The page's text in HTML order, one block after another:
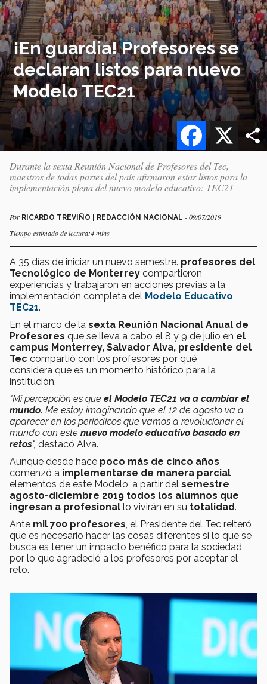
¡En guardia! Profesores se
declaran listos para nuevo
Modelo TEC21
X
Facebook
Durante la sexta Reunión Nacional de Profesores del Tec,
maestros de todas partes del país afirmaron estar listos para la
implementación plena del nuevo modelo educativo: TEC21
Por RICARDO TREVIÑO | REDACCIÓN NACIONAL - 09/07/2019
Tiempo estimado de lectura:4 mins
A 35 días de iniciar un nuevo semestre. profesores del
Tecnológico de Monterrey compartieron
experiencias y trabajaron en acciones previas a la
implementación completa del Modelo Educativo
TEC21.
En el marco de la sexta Reunión Nacional Anual de
Profesores que se lleva a cabo el 8 y 9 de julio en el
campus Monterrey, Salvador Alva, presidente del
Tec compartió con los profesores por qué
considera que es un momento histórico para la
institución.
"Mi percepción es que el Modelo TEC21 va a cambiar el
mundo. Me estoy imaginando que el 12 de agosto va a
aparecer en los periódicos que vamos a revolucionar el
mundo con este nuevo modelo educativo basado en
retos", destacó Alva.
Aunque desde hace poco más de cinco años
comenzó a implementarse de manera parcial
elementos de este Modelo, a partir del semestre
agosto-diciembre 2019 todos los alumnos que
ingresan a profesional lo vivirán en su totalidad.
Ante mil 700 profesores , el Presidente del Tec reiteró
que es necesario hacer las cosas diferentes si lo que se
busca es tener un impacto benéfico para la sociedad,
por lo que agradeció a los profesores por aceptar el
reto.